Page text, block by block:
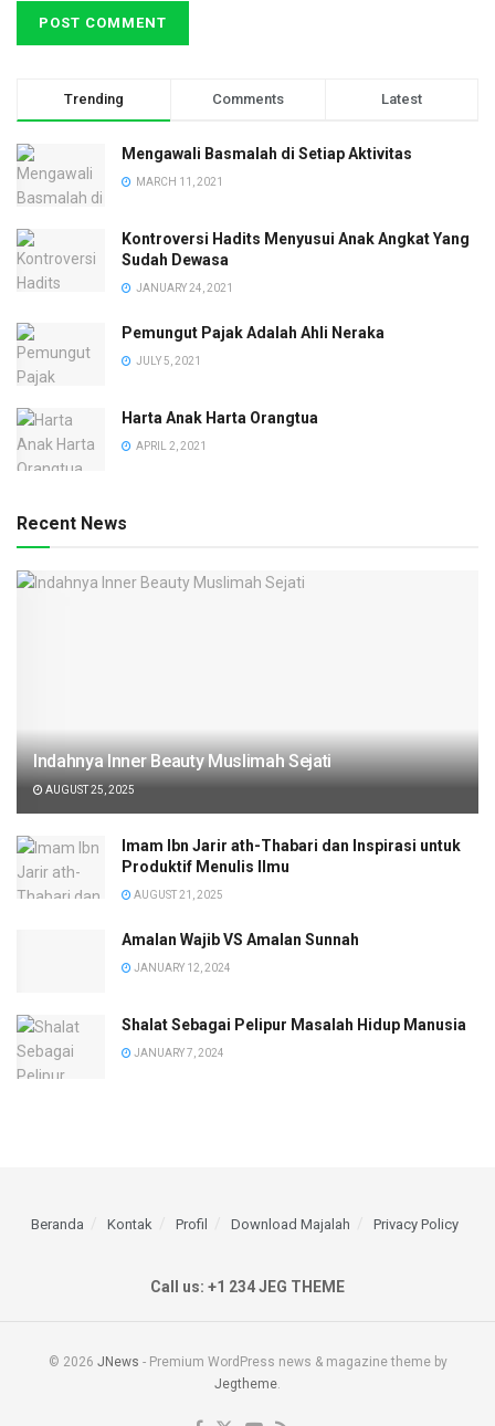
Trending Comments Latest
Mengawali Basmalah di Setiap Aktivitas
MARCH 11, 2021
Kontroversi Hadits Menyusui Anak Angkat Yang
Sudah Dewasa
JANUARY 24, 2021
Pemungut Pajak Adalah Ahli Neraka
JULY 5, 2021
Harta Anak Harta Orangtua
APRIL 2, 2021
Recent News
Indahnya Inner Beauty Muslimah Sejati
AUGUST 25, 2025
Imam Ibn Jarir ath-Thabari dan Inspirasi untuk
Produktif Menulis Ilmu
AUGUST 21, 2025
Amalan Wajib VS Amalan Sunnah
JANUARY 12, 2024
Shalat Sebagai Pelipur Masalah Hidup Manusia
JANUARY 7, 2024
Beranda Kontak Profil Download Majalah Privacy Policy
Call us: +1 234 JEG THEME
© 2026 JNews - Premium WordPress news & magazine theme by
Jegtheme